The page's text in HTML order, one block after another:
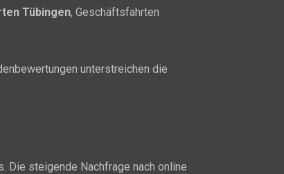
Tübingen, Geschäftsfahrten
unterstreichen die
Die steigende Nachfrage nach online